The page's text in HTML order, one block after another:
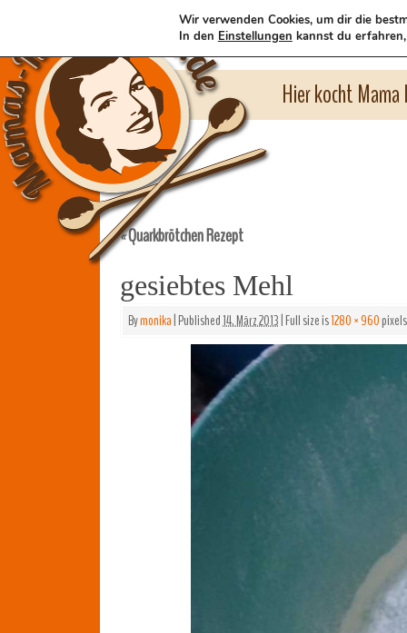
Hier kocht
«Quarkbrötchen Rezept
gesiebtes Mehl
Bymonika|Published14. März 2013|Full size is1280 × 960pixels
Wir verwenden Cookies, um dir die
In den Einstellungen kannst du